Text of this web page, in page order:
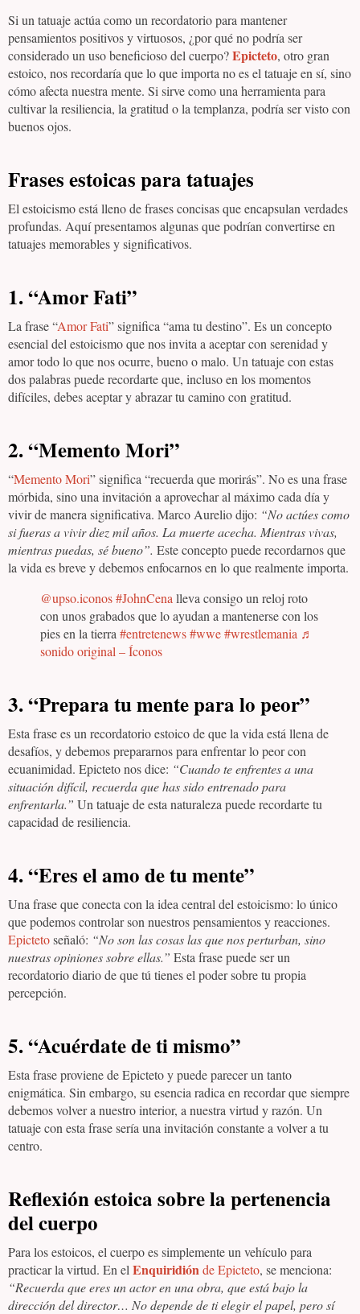
Si un tatuaje actúa como un recordatorio para mantener
pensamientos positivos y virtuosos, ¿por qué no podría ser
considerado un uso beneficioso del cuerpo?Epicteto, otro gran
estoico, nos recordaría que lo que importa no es el tatuaje en sí, sino
cómo afecta nuestra mente. Si sirve como una herramienta para
cultivar la resiliencia, la gratitud o la templanza, podría ser visto con
buenos ojos.
Frases estoicas para tatuajes
El estoicismo está lleno de frases concisas que encapsulan verdades
profundas. Aquí presentamos algunas que podrían convertirse en
tatuajes memorables y significativos.
1.“Amor Fati”
La frase “Amor Fati” significa “ama tu destino”. Es un concepto
esencial del estoicismo que nos invita a aceptar con serenidad y
amor todo lo que nos ocurre, bueno o malo. Un tatuaje con estas
dos palabras puede recordarte que, incluso en los momentos
difíciles, debes aceptar y abrazar tu camino con gratitud.
2.“Memento Mori”
“Memento Mori” significa “recuerda que morirás”. No es una frase
mórbida, sino una invitación a aprovechar al máximo cada día y
vivir de manera significativa. Marco Aurelio dijo: “No actúes como
si fueras a vivir diez mil años. La muerte acecha. Mientras vivas,
mientras puedas, sé bueno”. Este concepto puede recordarnos que
la vida es breve y debemos enfocarnos en lo que realmente importa.
@upso.iconos#JohnCena lleva consigo un reloj roto
con unos grabados que lo ayudan a mantenerse con los
pies en la tierra #entretenews#wwe#wrestlemania ♬
sonido original – Íconos
3.“Prepara tu mente para lo peor”
Esta frase es un recordatorio estoico de que la vida está llena de
desafíos, y debemos prepararnos para enfrentar lo peor con
ecuanimidad. Epicteto nos dice: “Cuando te enfrentes a una
situación difícil, recuerda que has sido entrenado para
enfrentarla.” Un tatuaje de esta naturaleza puede recordarte tu
capacidad de resiliencia.
4.“Eres el amo de tu mente”
Una frase que conecta con la idea central del estoicismo: lo único
que podemos controlar son nuestros pensamientos y reacciones.
Epictetoseñaló: “No son las cosas las que nos perturban, sino
nuestras opiniones sobre ellas.” Esta frase puede ser un
recordatorio diario de que tú tienes el poder sobre tu propia
percepción.
5.“Acuérdate de ti mismo”
Esta frase proviene de Epicteto y puede parecer un tanto
enigmática. Sin embargo, su esencia radica en recordar que siempre
debemos volver a nuestro interior, a nuestra virtud y razón. Un
tatuaje con esta frase sería una invitación constante a volver a tu
centro.
Reflexión estoica sobre la pertenencia
del cuerpo
Para los estoicos, el cuerpo es simplemente un vehículo para
practicar la virtud. En el Enquiridiónde Epicteto, se menciona:
“Recuerda que eres un actor en una obra, que está bajo la
dirección del director… No depende de ti elegir el papel, pero sí